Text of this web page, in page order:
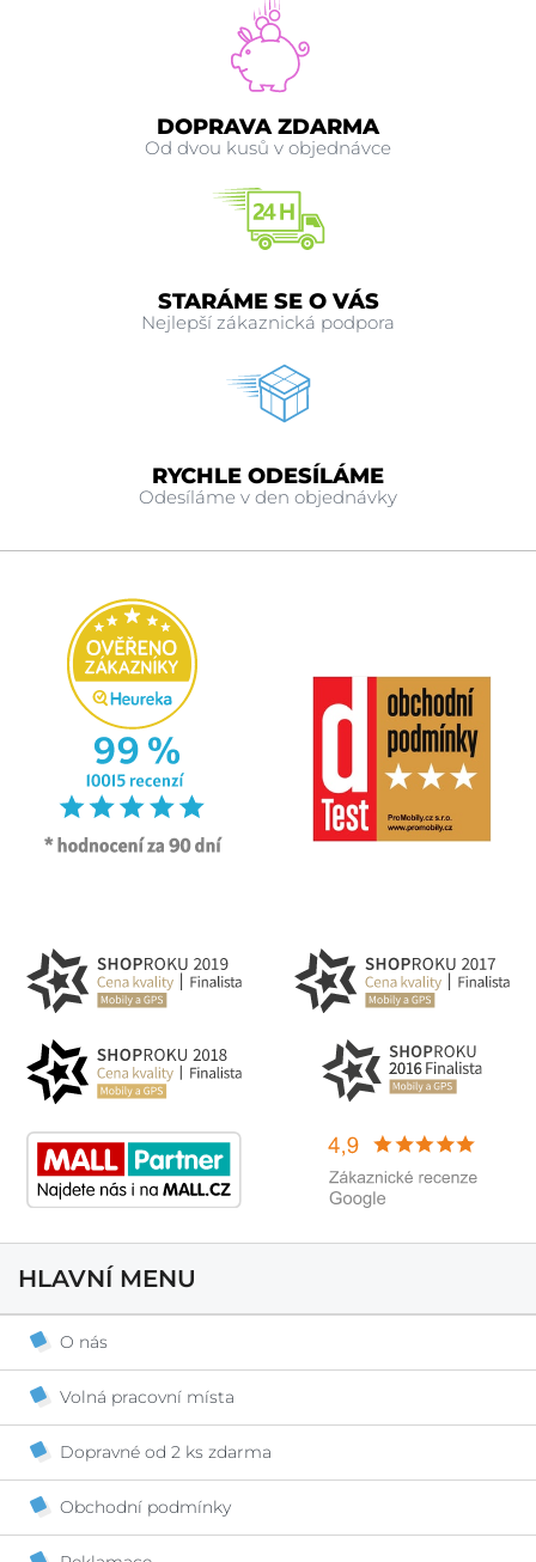
DOPRAVA ZDARMA
Od dvou kusů v objednávce
STARÁME SE O VÁS
Nejlepší zákaznická podpora
RYCHLE ODESÍLÁME
Odesíláme v den objednávky
HLAVNÍ MENU
O nás
Volná pracovní místa
Dopravné od 2 ks zdarma
Obchodní podmínky